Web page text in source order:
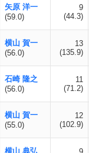
矢原 洋一
(59.0)
9
(44.3)
横山 賀一
(56.0)
13
(135.9)
石崎 隆之
(56.0)
11
(71.2)
横山 賀一
(55.0)
12
(102.9)
横山 典弘